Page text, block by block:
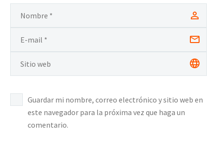
Guardar mi nombre, correo electrónico y sitio web en
este navegador para la próxima vez que haga un
comentario.